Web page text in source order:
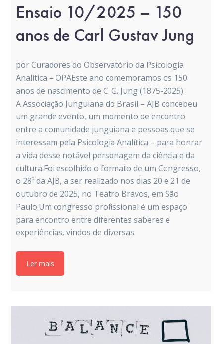
Ensaio 10/2025 – 150
anos de Carl Gustav Jung
por Curadores do Observatório da Psicologia
Analítica – OPAEste ano comemoramos os 150
anos de nascimento de C. G. Jung (1875-2025).
A Associação Junguiana do Brasil – AJB concebeu
um grande evento, um momento de encontro
entre a comunidade junguiana e pessoas que se
interessam pela Psicologia Analítica – para honrar
a vida desse notável personagem da ciência e da
cultura.Foi escolhido o formato de um Congresso,
o 28º da AJB, a ser realizado nos dias 20 e 21 de
outubro de 2025, no Teatro Bravos, em São
Paulo.Um congresso profissional é um espaço
para encontro entre diferentes saberes e
experiências, vindos de diversas
Ler mais